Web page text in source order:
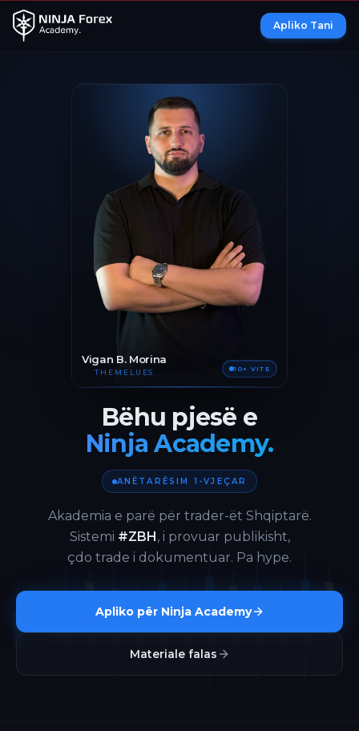
Apliko Tani
Vigan B. Morina
THEMELUES 10+ VITE
Bëhu pjesë e
Ninja Academy.
ANËTARËSIM 1-VJEÇAR
Akademia e parë për trader-ët Shqiptarë.
Sistemi #ZBH, i provuar publikisht,
çdo trade i dokumentuar. Pa hype.
Apliko për Ninja Academy
Materiale falas